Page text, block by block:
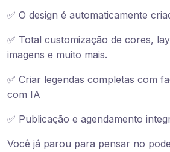
✅ O design é automaticamente
✅ Total customização de cores,
imagens e muito mais.
✅ Criar legendas completas com
com IA
✅ Publicação e agendamento
Você já parou para pensar no